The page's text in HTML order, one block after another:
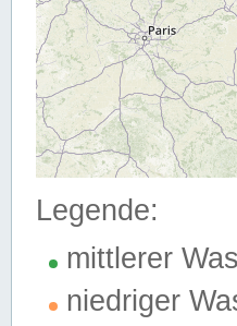
Legende:
mittlerer
niedriger